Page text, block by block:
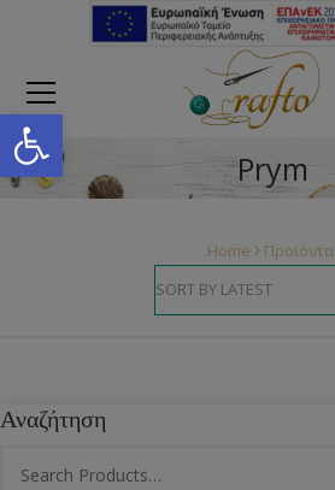
Open toolbar
Prym
Home Προϊόντα
Αναζήτηση